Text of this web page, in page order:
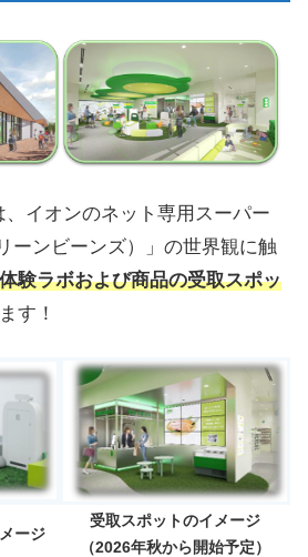
、イオンのネット専用スーパー
ーンビーンズ）」の世界観に触
験ラボおよび商品の受取スポッ
す！
ージ
受取スポットのイメージ
（2026年秋から開始予定）